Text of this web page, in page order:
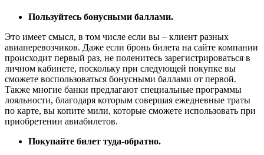
Пользуйтесь бонусными баллами.
Это имеет смысл, в том числе если вы – клиент разных
авиаперевозчиков. Даже если бронь билета на сайте компании
происходит первый раз, не поленитесь зарегистрироваться в
личном кабинете, поскольку при следующей покупке вы
сможете воспользоваться бонусными баллами от первой.
Также многие банки предлагают специальные программы
лояльности, благодаря которым совершая ежедневные траты
по карте, вы копите мили, которые сможете использовать при
приобретении авиабилетов.
Покупайте билет туда-обратно.